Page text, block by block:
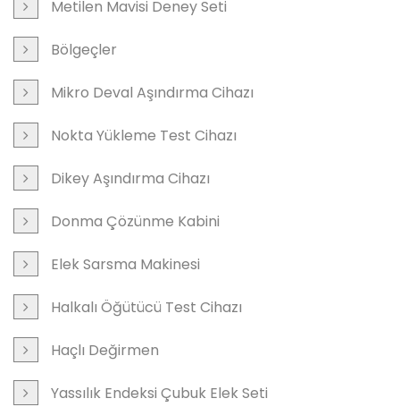
Metilen Mavisi Deney Seti
Bölgeçler
Mikro Deval Aşındırma Cihazı
Nokta Yükleme Test Cihazı
Dikey Aşındırma Cihazı
Donma Çözünme Kabini
Elek Sarsma Makinesi
Halkalı Öğütücü Test Cihazı
Haçlı Değirmen
Yassılık Endeksi Çubuk Elek Seti